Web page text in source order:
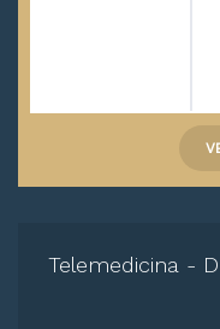
Telemedicina -